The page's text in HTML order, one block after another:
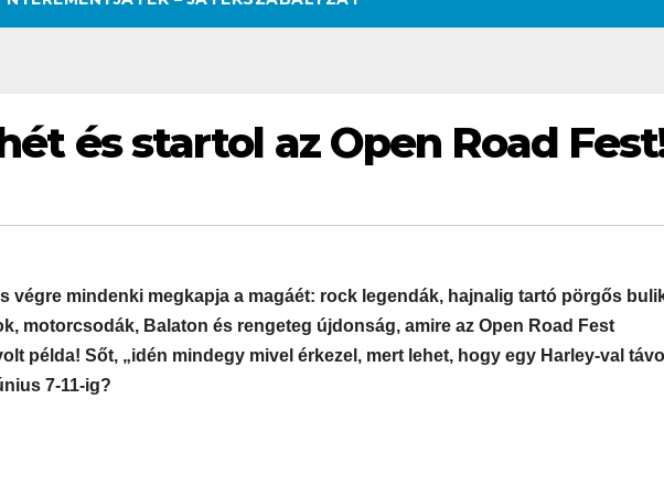
és startol az Open Road
végre mindenki megkapja a magáét: rock legendák, hajnalig tartó pörgős
motorcsodák, Balaton és rengeteg újdonság, amire az Open Road Fest
példa! Sőt, „idén mindegy mivel érkezel, mert lehet, hogy egy Harley-val
7-11-ig?